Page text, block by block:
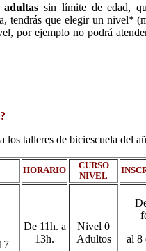
sin límite de edad,
tendrás que elegir un nivel*
por ejemplo no podrá
los talleres de biciescuela del
HORARIO
CURSO
NIVEL
De 11h. a
13h.
Nivel 0
Adultos
al 8